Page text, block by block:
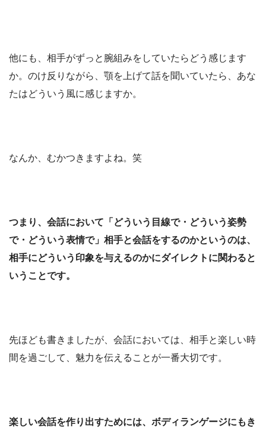
他にも、相手がずっと腕組みをしていたらどう感じます
か。のけ反りながら、顎を上げて話を聞いていたら、あな
たはどういう風に感じますか。
なんか、むかつきますよね。笑
つまり、会話において「どういう目線で・どういう姿勢
で・どういう表情で」相手と会話をするのかというのは、
相手にどういう印象を与えるのかにダイレクトに関わると
いうことです。
先ほども書きましたが、会話においては、相手と楽しい時
間を過ごして、魅力を伝えることが一番大切です。
楽しい会話を作り出すためには、ボディランゲージにもき